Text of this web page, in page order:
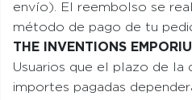
envío). El reembolso se
método de pago de tu
THE INVENTIONS
Usuarios que el plazo de la
importes pagadas